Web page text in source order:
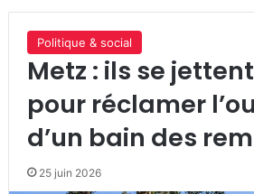
Politique & social
Metz : ils se
pour réclamer
d’un bain des
25 juin 2026